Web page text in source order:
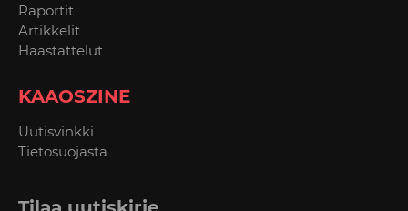
Raportit
Artikkelit
Haastattelut
KAAOSZINE
Uutisvinkki
Tietosuojasta